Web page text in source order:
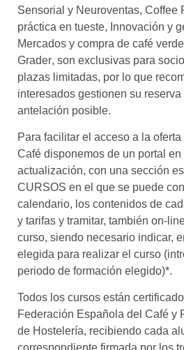
Sensorial y Neuroventas,
práctica en tueste, Innovación y
Mercados y compra de café
Grader, son exclusivas para
plazas limitadas, por lo que
interesados gestionen su
antelación posible.
Para facilitar el acceso a la
Café disponemos de un portal
actualización, con una sección
CURSOS en el que se puede
calendario, los contenidos de
y tarifas y tramitar, también on-
curso, siendo necesario indicar,
elegida para realizar el curso
periodo de formación elegido)*.
Todos los cursos están
Federación Española del Café y
de Hostelería, recibiendo cada